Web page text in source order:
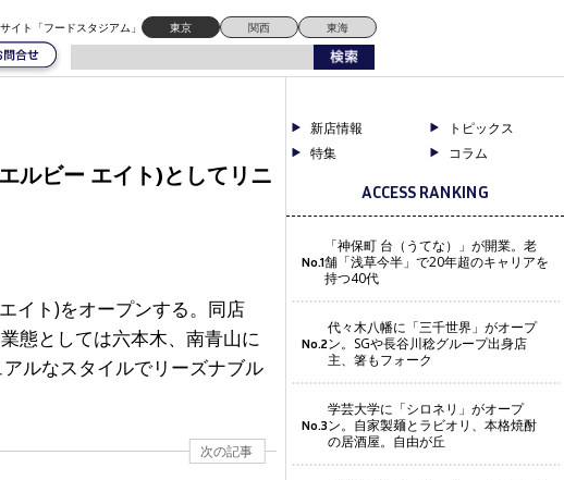
イト「フードスタジアム」 東京 関西 東海
ルビー エイト)としてリニ
イト)をオープンする。同店
態としては六本木、南青山に
ルなスタイルでリーズナブル
次の記事
新店情報
トピックス
特集
コラム
ACCESS RANKING
No.1
「神保町 台（うてな）」が開業。老
舗「浅草今半」で20年超のキャリアを
持つ40代
No.2
代々木八幡に「三千世界」がオープ
ン。SGや長谷川稔グループ出身店
主、箸もフォーク
No.3
学芸大学に「シロネリ」がオープ
ン。自家製麺とラビオリ、本格焼酎
の居酒屋。自由が丘